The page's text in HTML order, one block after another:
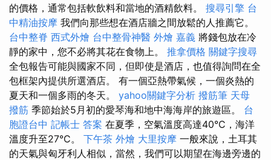
的價格，通常包括軟飲料和當地的酒精飲料。 搜尋引擎 台
中精油按摩 我們向那些想在酒店牆之間放鬆的人推薦它。
台中整脊 西式外燴 台中整骨神醫 外燴 嘉義 將錢包放在冷
靜的家中，您不必將其花在食物上。 推拿價格 關鍵字搜尋
全包報告可能與國家不同，但即使是酒店，也值得詢問在全
包框架內提供所選酒店。 有一個亞熱帶氣候，一個炎熱的
夏天和一個多雨的冬天。 yahoo關鍵字分析 撥筋筆 天母
撥筋 季節始於5月初的愛琴海和地中海海岸的旅遊區。 台
胞證台中 記帳士 答案 在夏季，空氣溫度高達40°C，海洋
溫度升至27°C。 下午茶 外燴 大里按摩 一般來說，土耳其
的天氣與匈牙利人相似，當然，我們可以期望在海邊旁邊的